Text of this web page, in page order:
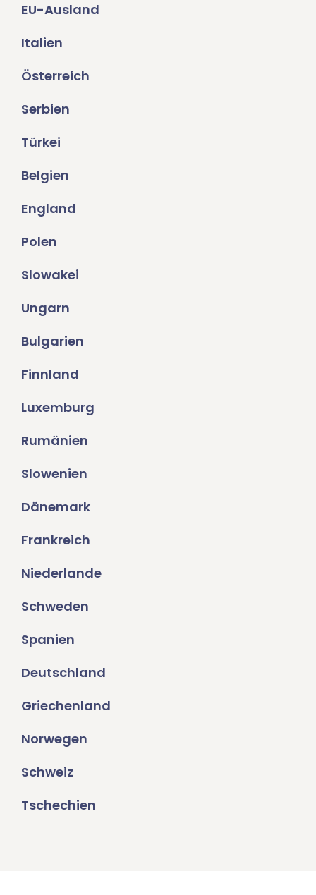
EU-Ausland
Italien
Österreich
Serbien
Türkei
Belgien
England
Polen
Slowakei
Ungarn
Bulgarien
Finnland
Luxemburg
Rumänien
Slowenien
Dänemark
Frankreich
Niederlande
Schweden
Spanien
Deutschland
Griechenland
Norwegen
Schweiz
Tschechien